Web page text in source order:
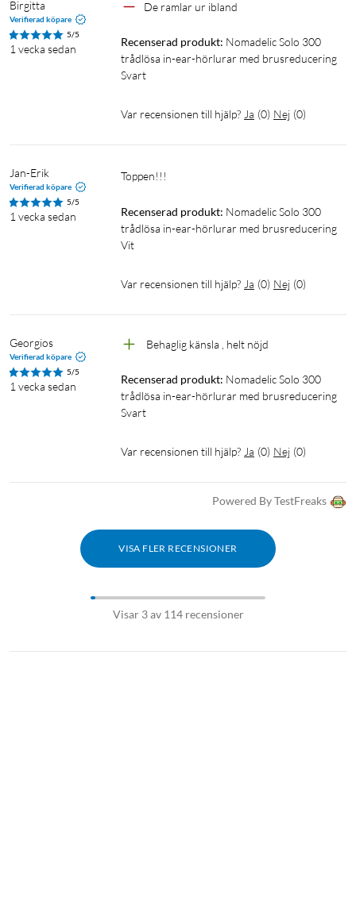
TWS
Birgitta
Verifierad köpare
5/5
1 vecka sedan
De ramlar ur ibland
Recenserad produkt: Nomadelic Solo 300
trådlösa in-ear-hörlurar med brusreducering
Svart
Var recensionen till hjälp? Ja (0) Nej (0)
Jan-Erik
Verifierad köpare
5/5
1 vecka sedan
Toppen!!!
Recenserad produkt: Nomadelic Solo 300
trådlösa in-ear-hörlurar med brusreducering
Vit
Var recensionen till hjälp? Ja (0) Nej (0)
Georgios
Verifierad köpare
5/5
1 vecka sedan
Behaglig känsla , helt nöjd
Recenserad produkt: Nomadelic Solo 300
trådlösa in-ear-hörlurar med brusreducering
Svart
Var recensionen till hjälp? Ja (0) Nej (0)
Powered By TestFreaks
VISA FLER RECENSIONER
Visar 3 av 114 recensioner